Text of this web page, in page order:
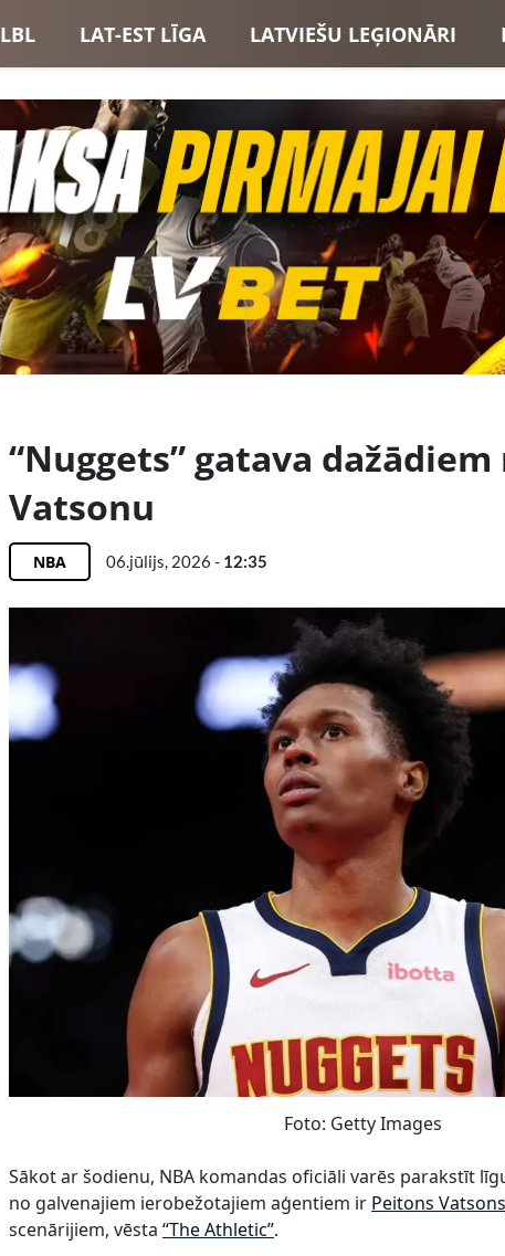
LBL LAT-EST LĪGA LATVIEŠU LEĢIONĀRI
LATVIJAS IZLASE
“Nuggets” gatava
Vatsonu
NBA 06.jūlijs, 2026 - 12:35
Foto: Getty Images
Sākot ar šodienu, NBA komandas oficiāli varēs parakstīt
no galvenajiem ierobežotajiem aģentiem ir Peitons Vatsons
scenārijiem, vēsta “The Athletic”.